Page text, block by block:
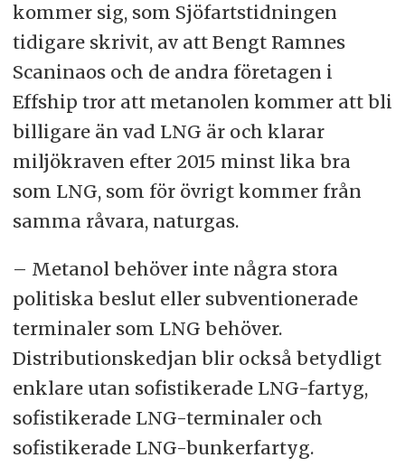
kommer sig, som Sjöfartstidningen
tidigare skrivit, av att Bengt Ramnes
Scaninaos och de andra företagen i
Effship tror att metanolen kommer att bli
billigare än vad LNG är och klarar
miljökraven efter 2015 minst lika bra
som LNG, som för övrigt kommer från
samma råvara, naturgas.
– Metanol behöver inte några stora
politiska beslut eller subventionerade
terminaler som LNG behöver.
Distributionskedjan blir också betydligt
enklare utan sofistikerade LNG-fartyg,
sofistikerade LNG-terminaler och
sofistikerade LNG-bunkerfartyg.